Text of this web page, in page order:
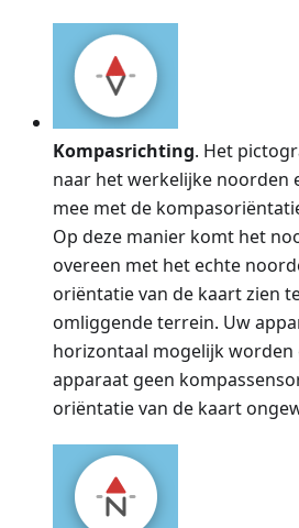
Kompasrichting. Het
naar het werkelijke noorden
mee met de
Op deze manier komt het
overeen met het echte
oriëntatie van de kaart zien
omliggende terrein. Uw
horizontaal mogelijk worden
apparaat geen
oriëntatie van de kaart